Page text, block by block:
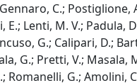
C.;
Lenti, M. V.; Padula,
G.; Calipari, D.;
G.; Pretti, V.; Masala,
G.; Amolini,